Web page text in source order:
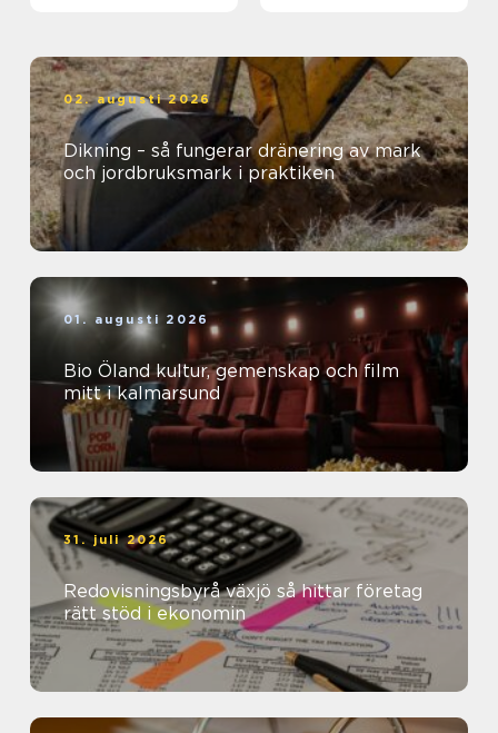
02. augusti 2026
Dikning – så fungerar dränering av mark
och jordbruksmark i praktiken
01. augusti 2026
Bio Öland kultur, gemenskap och film
mitt i kalmarsund
31. juli 2026
Redovisningsbyrå växjö så hittar företag
rätt stöd i ekonomin